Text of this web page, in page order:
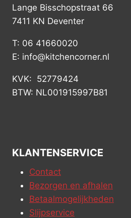
Lange Bisschopstraat 66
7411 KN Deventer
T: 06 41660020
E: info@kitchencorner.nl
KVK: 52779424
BTW: NL001915997B81
KLANTENSERVICE
Contact
Bezorgen en afhalen
Betaalmogelijkheden
Slijpservice